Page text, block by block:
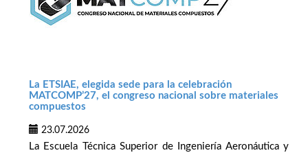
La ETSIAE, elegida sede para la celebración
MATCOMP’27, el congreso nacional sobre materiales
compuestos
23.07.2026
La Escuela Técnica Superior de Ingeniería Aeronáutica y